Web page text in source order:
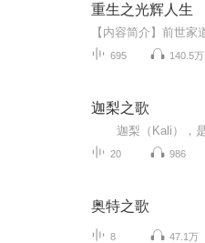
重生之光辉人生
695 140.5万
迦梨之歌
20 986
奥特之歌
8 47.1万